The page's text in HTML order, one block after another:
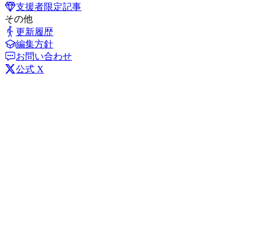
支援者限定記事
その他
更新履歴
編集方針
お問い合わせ
公式 X